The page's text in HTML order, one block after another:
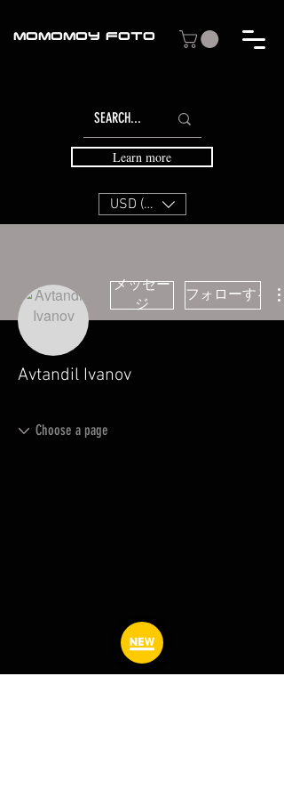
MOMOMOY FOTO
USD ($)
Learn more
メッセー
ジ
フォローする
Avtandil Ivanov